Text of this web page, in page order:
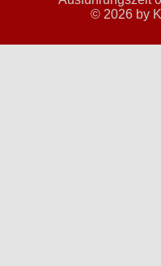
© 2026 by